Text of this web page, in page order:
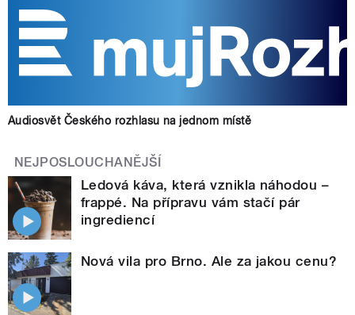
Audiosvět Českého rozhlasu na jednom místě
NEJPOSLOUCHANĚJŠÍ
Ledová káva, která vznikla náhodou –
frappé. Na přípravu vám stačí pár
ingrediencí
Nová vila pro Brno. Ale za jakou cenu?